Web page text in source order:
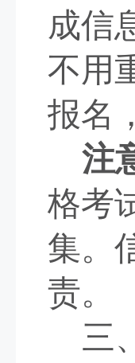
成信
不用
报名
注
格考
集。
责。
三